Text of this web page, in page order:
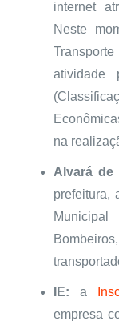
internet
Neste
atividade
na
Alvará de
prefeitura,
IE: a
empresa